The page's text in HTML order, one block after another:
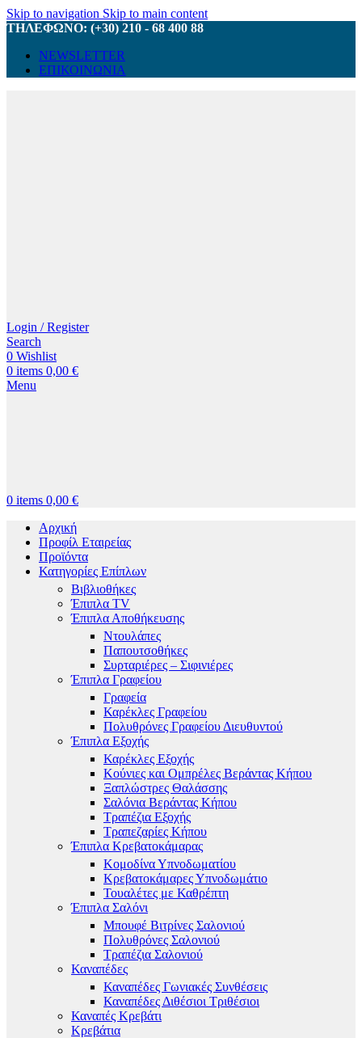
Skip to navigation Skip to main content
ΤΗΛΕΦΩΝΟ: (+30) 210 - 68 400 88
NEWSLETTER
ΕΠΙΚΟΙΝΩΝΙΑ
Login / Register
Search
0 Wishlist
0 items 0,00 €
Menu
0 items 0,00 €
Αρχική
Προφίλ Εταιρείας
Προϊόντα
Κατηγορίες Επίπλων
Βιβλιοθήκες
Έπιπλα TV
Έπιπλα Αποθήκευσης
Ντουλάπες
Παπουτσοθήκες
Συρταριέρες – Σιφινιέρες
Έπιπλα Γραφείου
Γραφεία
Καρέκλες Γραφείου
Πολυθρόνες Γραφείου Διευθυντού
Έπιπλα Εξοχής
Καρέκλες Εξοχής
Κούνιες και Ομπρέλες Βεράντας Κήπου
Ξαπλώστρες Θαλάσσης
Σαλόνια Βεράντας Κήπου
Τραπέζια Εξοχής
Τραπεζαρίες Κήπου
Έπιπλα Κρεβατοκάμαρας
Κομοδίνα Υπνοδωματίου
Κρεβατοκάμαρες Υπνοδωμάτιο
Τουαλέτες με Καθρέπτη
Έπιπλα Σαλόνι
Μπουφέ Βιτρίνες Σαλονιού
Πολυθρόνες Σαλονιού
Τραπέζια Σαλονιού
Καναπέδες
Καναπέδες Γωνιακές Συνθέσεις
Καναπέδες Διθέσιοι Τριθέσιοι
Καναπές Κρεβάτι
Κρεβάτια